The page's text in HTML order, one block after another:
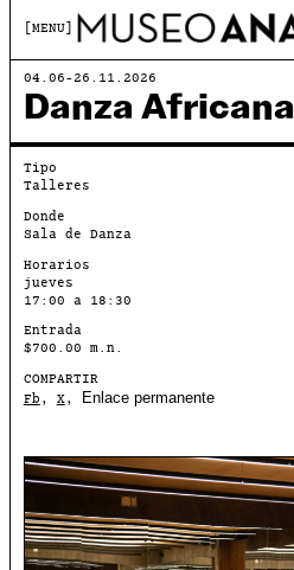
MENU
04.06-26.11.2026
Danza Africana
Tipo
Talleres
Donde
Sala de Danza
Horarios
jueves
17:00 a 18:30
Entrada
$700.00 m.n.
COMPARTIR
Fb , X, Enlace permanente